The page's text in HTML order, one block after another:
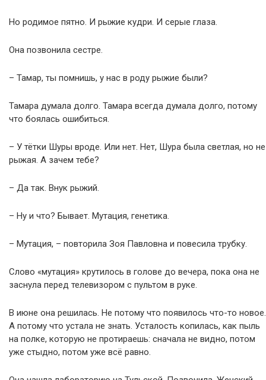
Но родимое пятно. И рыжие кудри. И серые глаза.
Она позвонила сестре.
– Тамар, ты помнишь, у нас в роду рыжие были?
Тамара думала долго. Тамара всегда думала долго, потому
что боялась ошибиться.
– У тётки Шуры вроде. Или нет. Нет, Шура была светлая, но не
рыжая. А зачем тебе?
– Да так. Внук рыжий.
– Ну и что? Бывает. Мутация, генетика.
– Мутация, – повторила Зоя Павловна и повесила трубку.
Слово «мутация» крутилось в голове до вечера, пока она не
заснула перед телевизором с пультом в руке.
В июне она решилась. Не потому что появилось что-то новое.
А потому что устала не знать. Усталость копилась, как пыль
на полке, которую не протираешь: сначала не видно, потом
уже стыдно, потом уже всё равно.